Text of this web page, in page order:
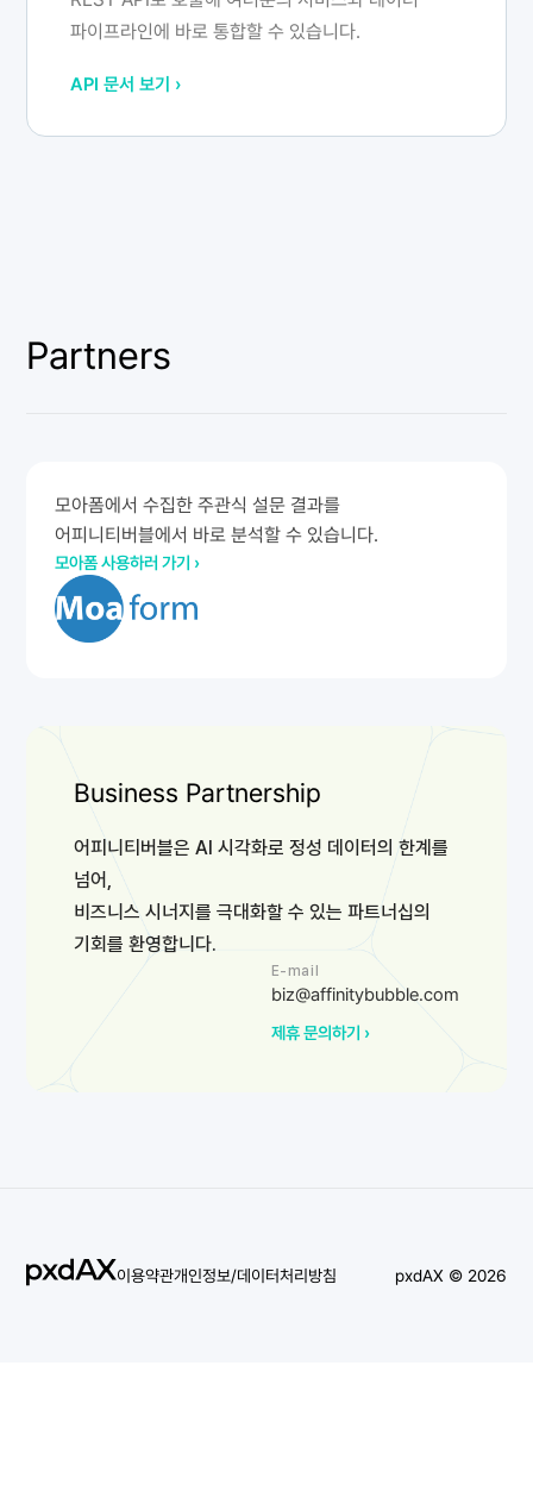
파이프라인에 바로 통합할 수 있습니다.
API 문서 보기 ›
Partners
모아폼에서 수집한 주관식 설문 결과를
어피니티버블에서 바로 분석할 수 있습니다.
모아폼 사용하러 가기 ›
Business Partnership
어피니티버블은 AI 시각화로 정성 데이터의 한계를
넘어,
비즈니스 시너지를 극대화할 수 있는 파트너십의
기회를 환영합니다.
E-mail
biz@affinitybubble.com
제휴 문의하기 ›
이용약관개인정보/데이터처리방침 pxdAX © 2026